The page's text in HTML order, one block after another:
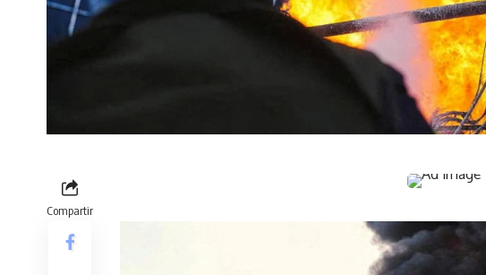
Compartir